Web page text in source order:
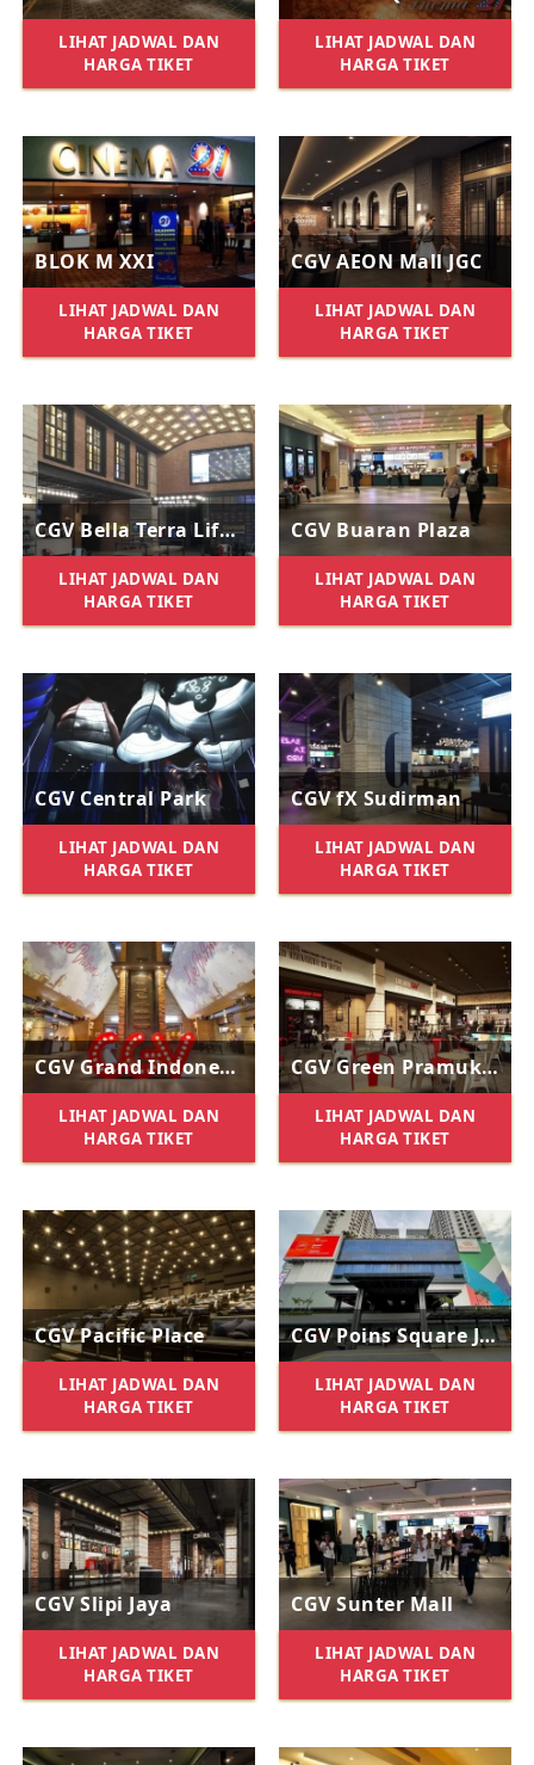
LIHAT JADWAL DAN
HARGA TIKET
LIHAT JADWAL DAN
HARGA TIKET
BLOK M XXI
LIHAT JADWAL DAN
HARGA TIKET
CGV AEON Mall JGC
LIHAT JADWAL DAN
HARGA TIKET
CGV Bella Terra Lifestyle Center
LIHAT JADWAL DAN
HARGA TIKET
CGV Buaran Plaza
LIHAT JADWAL DAN
HARGA TIKET
CGV Central Park
LIHAT JADWAL DAN
HARGA TIKET
CGV fX Sudirman
LIHAT JADWAL DAN
HARGA TIKET
CGV Grand Indonesia
LIHAT JADWAL DAN
HARGA TIKET
CGV Green Pramuka Mall
LIHAT JADWAL DAN
HARGA TIKET
CGV Pacific Place
LIHAT JADWAL DAN
HARGA TIKET
CGV Poins Square Jakarta
LIHAT JADWAL DAN
HARGA TIKET
CGV Slipi Jaya
LIHAT JADWAL DAN
HARGA TIKET
CGV Sunter Mall
LIHAT JADWAL DAN
HARGA TIKET